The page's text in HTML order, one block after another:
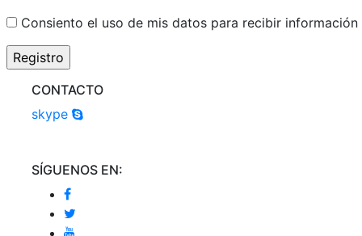
Consiento el uso de mis datos para recibir información
CONTACTO
skype
SÍGUENOS EN: